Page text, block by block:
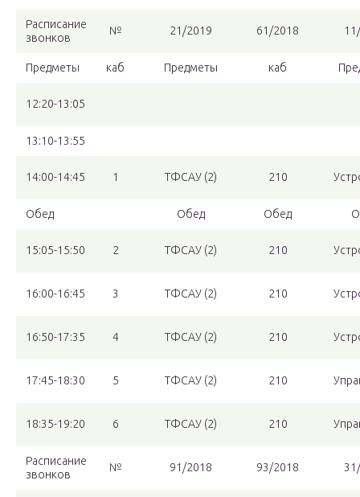
Расписание
звонков
№ 21/2019 61/2018
Предметы каб Предметы каб
12:20-13:05
13:10-13:55
14:00-14:45 1 ТФСАУ (2) 210
Обед Обед Обед
15:05-15:50 2 ТФСАУ (2) 210
16:00-16:45 3 ТФСАУ (2) 210
16:50-17:35 4 ТФСАУ (2) 210
17:45-18:30 5 ТФСАУ (2) 210
18:35-19:20 6 ТФСАУ (2) 210
Расписание
звонков
№ 91/2018 93/2018